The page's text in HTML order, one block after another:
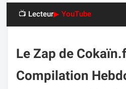
📺 Lecteur▶ YouTube
Le Zap de
Compilation